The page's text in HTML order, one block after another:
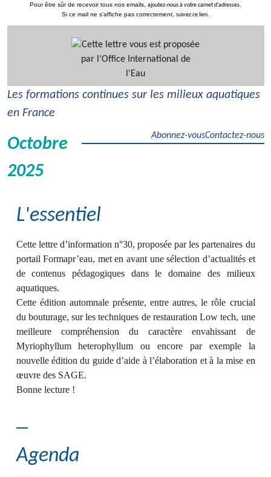
Pour être sûr de recevoir tous nos emails, ajoutez-nous à votre carnet d'adresses
Si ce mail ne s'affiche pas correctement, suivez ce lien
Les formations continues sur les milieux aquatiques
en France
Abonnez-vousContactez-nous
Octobre
2025
L'essentiel
Cette lettre d’information n°30, proposée par les partenaires du
portail Formapr’eau, met en avant une sélection d’actualités et
de contenus pédagogiques dans le domaine des milieux
aquatiques.
Cette édition automnale présente, entre autres, le rôle crucial
du bouturage, sur les techniques de restauration Low tech, une
meilleure compréhension du caractère envahissant de
Myriophyllum heterophyllum ou encore par exemple la
nouvelle édition du guide d’aide à l’élaboration et à la mise en
œuvre des SAGE.
Bonne lecture !
Agenda